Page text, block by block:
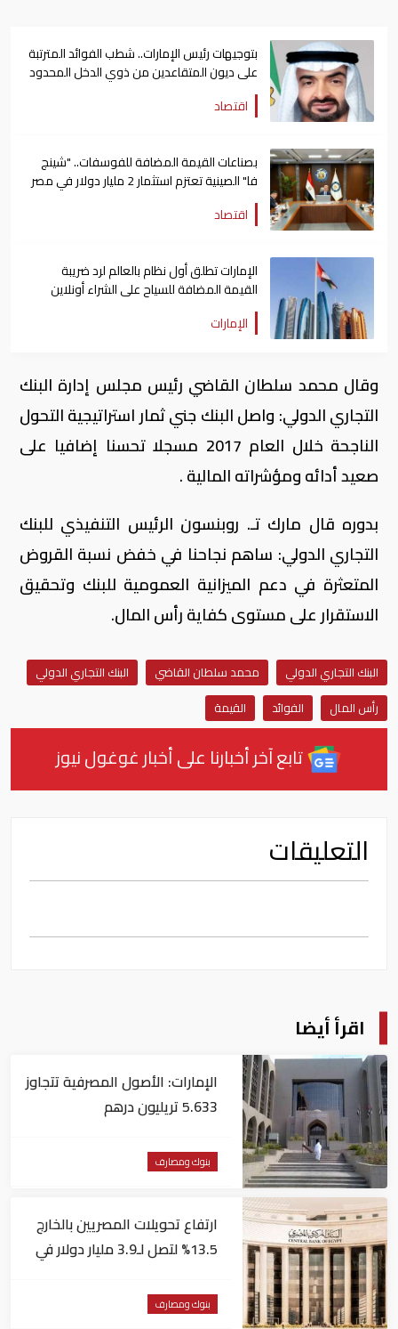
بتوجيهات رئيس الإمارات.. شطب الفوائد المترتبة
على ديون المتقاعدين من ذوي الدخل المحدود
اقتصاد
بصناعات القيمة المضافة للفوسفات.. "شينج
فا" الصينية تعتزم استثمار 2 مليار دولار في مصر
اقتصاد
الإمارات تطلق أول نظام بالعالم لرد ضريبة
القيمة المضافة للسياح على الشراء أونلاين
الإمارات
وقال محمد سلطان القاضي رئيس مجلس إدارة البنك
التجاري الدولي: واصل البنك جني ثمار استراتيجية التحول
الناجحة خلال العام 2017 مسجلا تحسنا إضافيا على
صعيد أدائه ومؤشراته المالية .
بدوره قال مارك تـ. روبنسون الرئيس التنفيذي للبنك
التجاري الدولي: ساهم نجاحنا في خفض نسبة القروض
المتعثرة في دعم الميزانية العمومية للبنك وتحقيق
الاستقرار على مستوى كفاية رأس المال.
البنك التجاري الدولي محمد سلطان القاضي
البنك التجاري الدولي
رأس المال
الفوائد القيمة
تابع آخر أخبارنا على أخبار غوغول نيوز
التعليقات
اقرأ أيضا
الإمارات: الأصول المصرفية تتجاوز
5.633 تريليون درهم
بنوك ومصارف
ارتفاع تحويلات المصريين بالخارج
13.5% لتصل لـ3.9 مليار دولار في
بنوك ومصارف